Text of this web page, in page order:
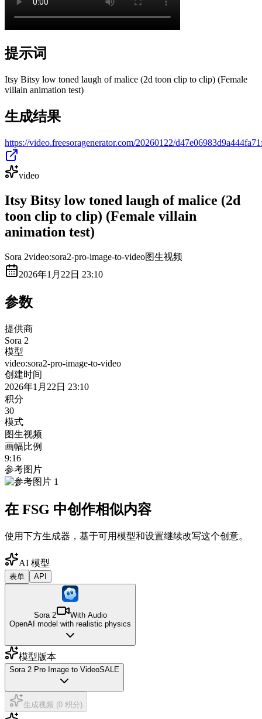
提示词
Itsy Bitsy low toned laugh of malice (2d toon clip to clip) (Female
villain animation test)
生成结果
https://video.freesoragenerator.com/20260122/
video
Itsy Bitsy low toned laugh of malice (2d
toon clip to clip) (Female villain
animation test)
Sora 2video:sora2-pro-image-to-video图生视频
2026年1月22日 23:10
参数
提供商
Sora 2
模型
video:sora2-pro-image-to-video
创建时间
2026年1月22日 23:10
积分
30
模式
图生视频
画幅比例
9:16
参考图片
在 FSG 中创作相似内容
使用下方生成器，基于可用模型和设置继续改写这个创意。
AI 模型
表单 API
Sora 2
With Audio
OpenAI model with realistic physics
模型版本
Sora 2 Pro Image to VideoSALE
生成视频 (0 积分)